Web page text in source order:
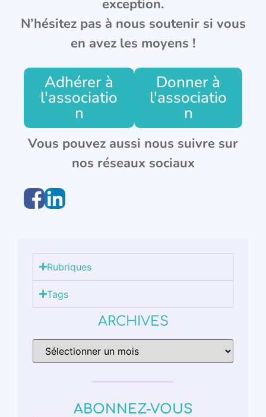
exception.
N’hésitez pas à nous soutenir si vous
en avez les moyens !
Adhérer à
l'associatio
n
Donner à
l'associatio
n
Vous pouvez aussi nous suivre sur
nos réseaux sociaux
Rubriques
Tags
ARCHIVES
ABONNEZ-VOUS